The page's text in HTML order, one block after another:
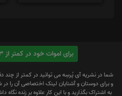
برای اموات خود در کمتر از 3 دقیقه یادبود بسازید
شما در نشریه آی پُرسِه می توانید در کمتر از چند
و برای دوستان و آشنایان لینک اختصاصی آن را
به اشتراک بگذارید و با این کار علاوه بر زنده نگاه